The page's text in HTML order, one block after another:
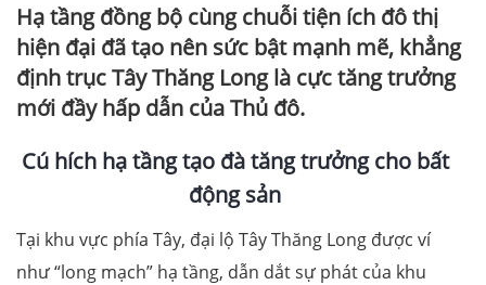
Hạ tầng đồng bộ cùng chuỗi tiện ích đô thị
hiện đại đã tạo nên sức bật mạnh mẽ, khẳng
định trục Tây Thăng Long là cực tăng trưởng
mới đầy hấp dẫn của Thủ đô.
Cú hích hạ tầng tạo đà tăng trưởng cho bất
động sản
Tại khu vực phía Tây, đại lộ Tây Thăng Long được ví
như “long mạch” hạ tầng, dẫn dắt sự phát của khu